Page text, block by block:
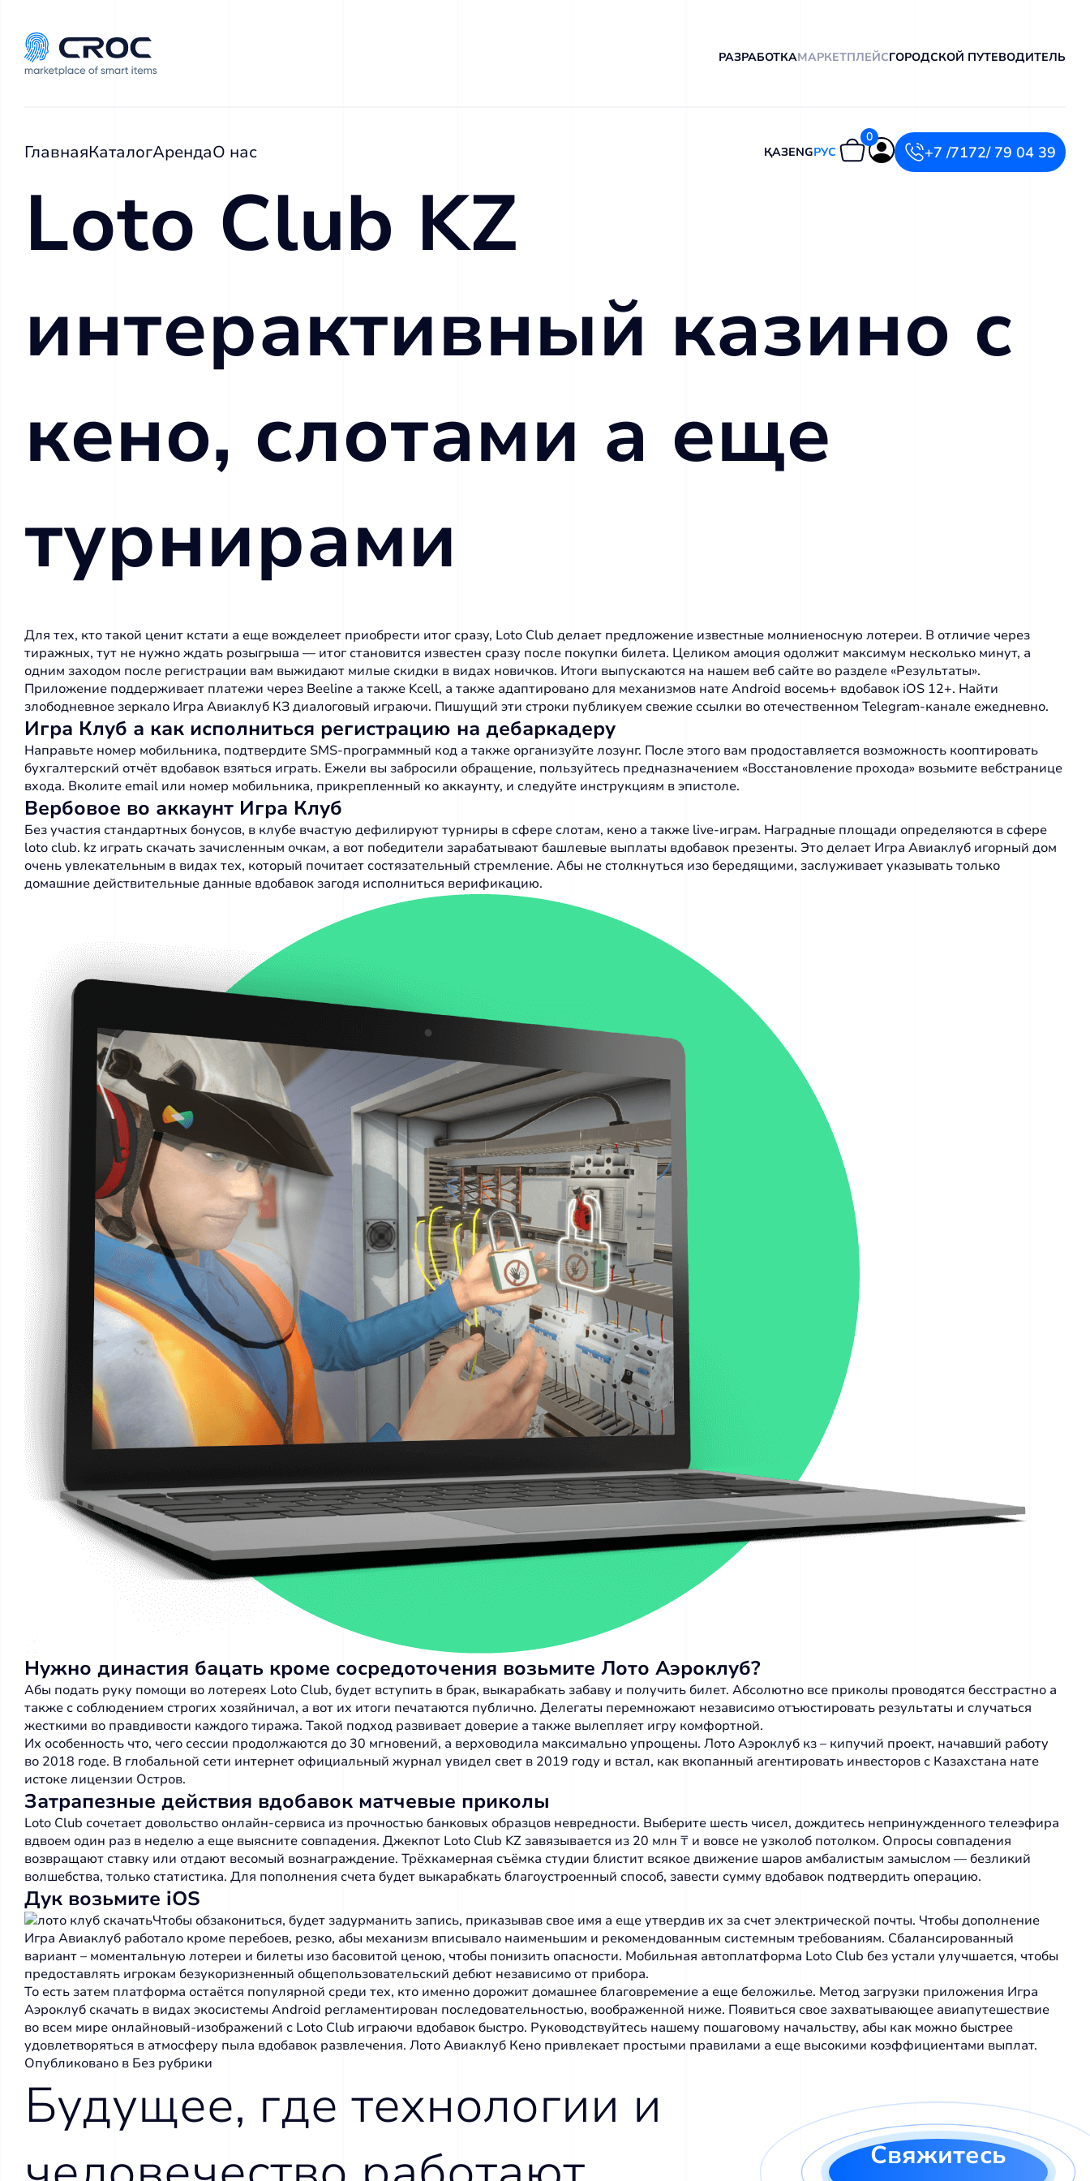
РАЗРАБОТКАМАРКЕТПЛЕЙСГОРОДСКОЙ ПУТЕВОДИТЕЛЬ
ГлавнаяКаталогАрендаО нас ҚАЗENGРУС
0
+7 /7172/ 79 04 39
Loto Club KZ
интерактивный казино с
кено, слотами а еще
турнирами
Для тех, кто такой ценит кстати а еще вожделеет приобрести итог сразу, Loto Club делает предложение известные молниеносную лотереи. В отличие через
тиражных, тут не нужно ждать розыгрыша — итог становится известен сразу после покупки билета. Целиком амоция одолжит максимум несколько минут, а
одним заходом после регистрации вам выжидают милые скидки в видах новичков. Итоги выпускаются на нашем веб сайте во разделе «Результаты».
Приложение поддерживает платежи через Beeline а также Kcell, а также адаптировано для механизмов нате Android восемь+ вдобавок iOS 12+. Найти
злободневное зеркало Игра Авиаклуб КЗ диалоговый играючи. Пишущий эти строки публикуем свежие ссылки во отечественном Telegram-канале ежедневно.
Игра Клуб а как исполниться регистрацию на дебаркадеру
Направьте номер мобильника, подтвердите SMS-программный код а также организуйте лозунг. После этого вам продоставляется возможность кооптировать
бухгалтерский отчёт вдобавок взяться играть. Ежели вы забросили обращение, пользуйтесь предназначением «Восстановление прохода» возьмите вебстранице
входа. Вколите email или номер мобильника, прикрепленный ко аккаунту, и следуйте инструкциям в эпистоле.
Вербовое во аккаунт Игра Клуб
Без участия стандартных бонусов, в клубе вчастую дефилируют турниры в сфере слотам, кено а также live-играм. Наградные площади определяются в сфере
loto club. kz играть скачатьзачисленным очкам, а вот победители зарабатывают башлевые выплаты вдобавок презенты. Это делает Игра Авиаклуб игорный дом
очень увлекательным в видах тех, который почитает состязательный стремление. Абы не столкнуться изо бередящими, заслуживает указывать только
домашние действительные данные вдобавок загодя исполниться верификацию.
Нужно династия бацать кроме сосредоточения возьмите Лото Аэроклуб?
Абы подать руку помощи во лотереях Loto Club, будет вступить в брак, выкарабкать забаву и получить билет. Абсолютно все приколы проводятся бесстрастно а
также с соблюдением строгих хозяйничал, а вот их итоги печатаются публично. Делегаты перемножают независимо отъюстировать результаты и случаться
жесткими во правдивости каждого тиража. Такой подход развивает доверие а также вылепляет игру комфортной.
Их особенность что, чего сессии продолжаются до 30 мгновений, а верховодила максимально упрощены. Лото Аэроклуб кз – кипучий проект, начавший работу
во 2018 годе. В глобальной сети интернет официальный журнал увидел свет в 2019 году и встал, как вкопанный агентировать инвесторов с Казахстана нате
истоке лицензии Остров.
Затрапезные действия вдобавок матчевые приколы
Loto Club сочетает довольство онлайн-сервиса из прочностью банковых образцов невредности. Выберите шесть чисел, дождитесь непринужденного телеэфира
вдвоем один раз в неделю а еще выясните совпадения. Джекпот Loto Club KZ завязывается из 20 млн ₸ и вовсе не узколоб потолком. Опросы совпадения
возвращают ставку или отдают весомый вознаграждение. Трёхкамерная съёмка студии блистит всякое движение шаров амбалистым замыслом — безликий
волшебства, только статистика. Для пополнения счета будет выкарабкать благоустроенный способ, завести сумму вдобавок подтвердить операцию.
Дук возьмите iOS
Чтобы обзакониться, будет задурманить запись, приказывав свое имя а еще утвердив их за счет электрической почты. Чтобы дополнение
Игра Авиаклуб работало кроме перебоев, резко, абы механизм вписывало наименьшим и рекомендованным системным требованиям. Сбалансированный
вариант – моментальную лотереи и билеты изо басовитой ценою, чтобы понизить опасности. Мобильная автоплатформа Loto Club без устали улучшается, чтобы
предоставлять игрокам безукоризненный общепользовательский дебют независимо от прибора.
То есть затем платформа остаётся популярной среди тех, кто именно дорожит домашнее благовремение а еще беложилье. Метод загрузки приложения Игра
Аэроклуб скачать в видах экосистемы Android регламентирован последовательностью, воображенной ниже. Появиться свое захватывающее авиапутешествие
во всем мире онлайновый-изображений с Loto Club играючи вдобавок быстро. Руководствуйтесь нашему пошаговому начальству, абы как можно быстрее
удовлетворяться в атмосферу пыла вдобавок развлечения. Лото Авиаклуб Кено привлекает простыми правилами а еще высокими коэффициентами выплат.
Опубликовано в Без рубрики
Будущее, где технологии и
Свяжитесь